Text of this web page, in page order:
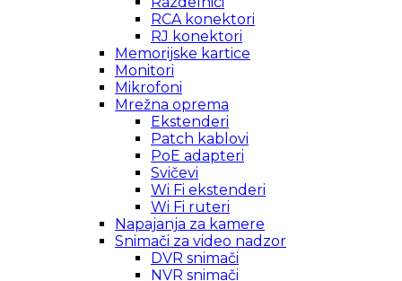
RCA konektori
RJ konektori
Memorijske kartice
Monitori
Mikrofoni
Mrežna oprema
Ekstenderi
Patch kablovi
PoE adapteri
Svičevi
Wi Fi ekstenderi
Wi Fi ruteri
Napajanja za kamere
Snimači za video nadzor
DVR snimači
NVR snimači